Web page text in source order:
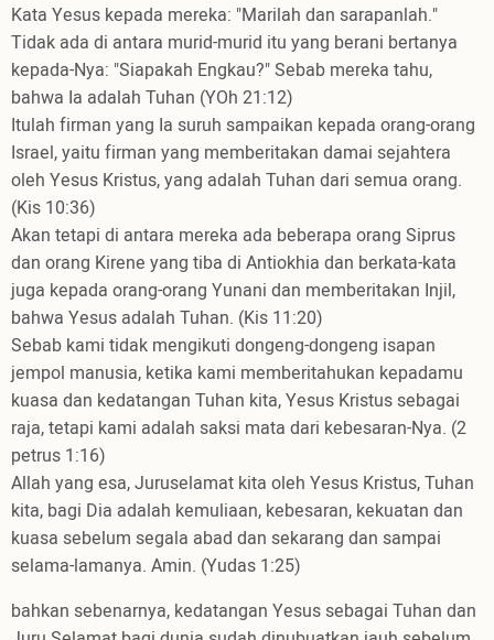
Kata Yesus kepada mereka: "Marilah dan sarapanlah."
Tidak ada di antara murid-murid itu yang berani bertanya
kepada-Nya: "Siapakah Engkau?" Sebab mereka tahu,
bahwa Ia adalah Tuhan (YOh 21:12)
Itulah firman yang Ia suruh sampaikan kepada orang-orang
Israel, yaitu firman yang memberitakan damai sejahtera
oleh Yesus Kristus, yang adalah Tuhan dari semua orang.
(Kis 10:36)
Akan tetapi di antara mereka ada beberapa orang Siprus
dan orang Kirene yang tiba di Antiokhia dan berkata-kata
juga kepada orang-orang Yunani dan memberitakan Injil,
bahwa Yesus adalah Tuhan. (Kis 11:20)
Sebab kami tidak mengikuti dongeng-dongeng isapan
jempol manusia, ketika kami memberitahukan kepadamu
kuasa dan kedatangan Tuhan kita, Yesus Kristus sebagai
raja, tetapi kami adalah saksi mata dari kebesaran-Nya. (2
petrus 1:16)
Allah yang esa, Juruselamat kita oleh Yesus Kristus, Tuhan
kita, bagi Dia adalah kemuliaan, kebesaran, kekuatan dan
kuasa sebelum segala abad dan sekarang dan sampai
selama-lamanya. Amin. (Yudas 1:25)
bahkan sebenarnya, kedatangan Yesus sebagai Tuhan dan